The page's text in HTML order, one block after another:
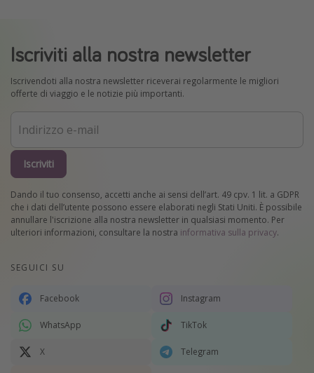
Iscriviti alla nostra newsletter
Iscrivendoti alla nostra newsletter riceverai regolarmente le migliori
offerte di viaggio e le notizie più importanti.
Iscriviti
Dando il tuo consenso, accetti anche ai sensi dell’art. 49 cpv. 1 lit. a GDPR
che i dati dell’utente possono essere elaborati negli Stati Uniti. È possibile
annullare l'iscrizione alla nostra newsletter in qualsiasi momento. Per
ulteriori informazioni, consultare la nostra informativa sulla privacy.
SEGUICI SU
Facebook Instagram
WhatsApp TikTok
X Telegram